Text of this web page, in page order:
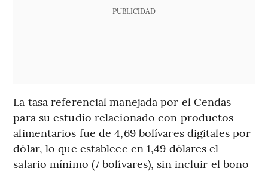
PUBLICIDAD
La tasa referencial manejada por el Cendas
para su estudio relacionado con productos
alimentarios fue de 4,69 bolívares digitales por
dólar, lo que establece en 1,49 dólares el
salario mínimo (7 bolívares), sin incluir el bono